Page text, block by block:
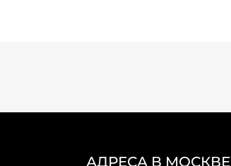
АДРЕСА В МОСКВЕ